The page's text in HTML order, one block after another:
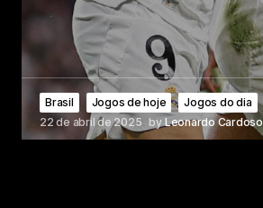
Brasil Jogos de hoje Jogos do dia
22 de abril de 2025 by Leonardo Cardoso